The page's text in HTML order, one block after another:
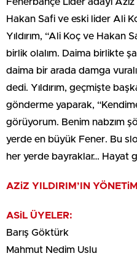
Hakan Safi ve eski lider Ali
Yıldırım, “Ali Koç ve Hakan
birlik olalım. Daima birlikte
daima bir arada damga
dedi. Yıldırım, geçmişte
gönderme yaparak,
görüyorum. Benim nabzım
yerde en büyük Fener. Bu
her yerde bayraklar… Hayat
AZiZ YILDIRIM’IN
ASiL ÜYELER:
Barış Göktürk
Mahmut Nedim Uslu